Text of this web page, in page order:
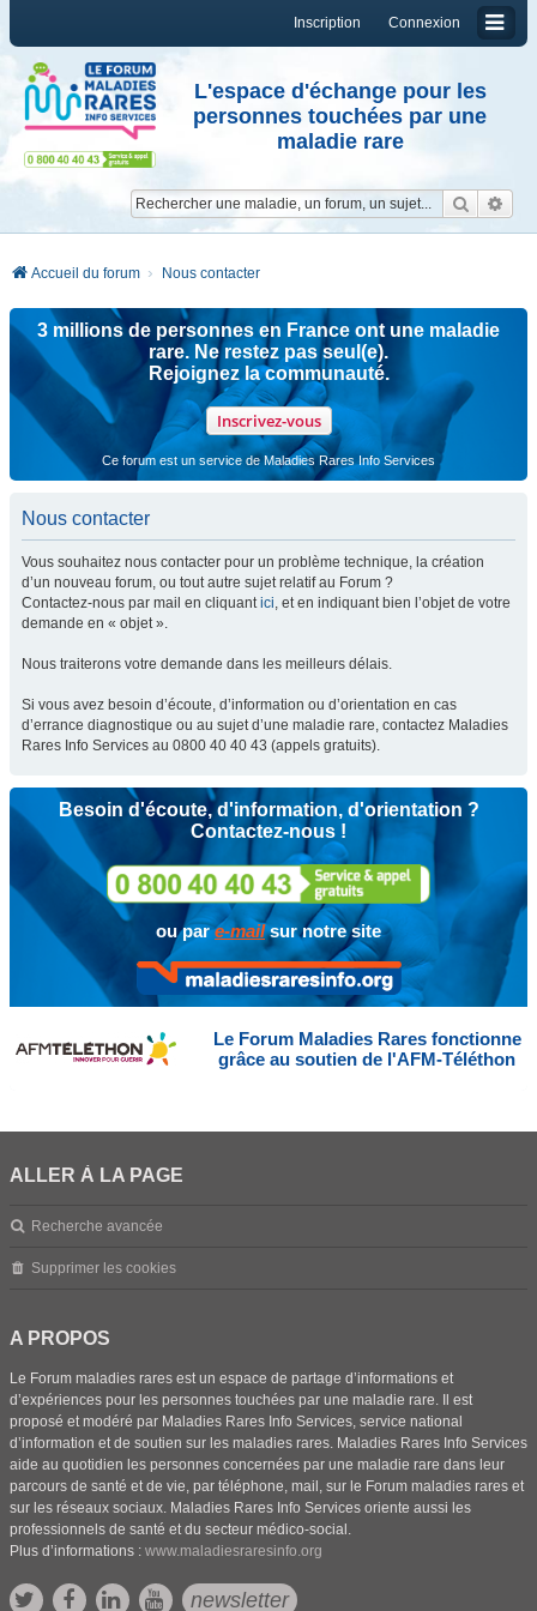
Connexion
Inscription
L'espace d'échange pour les
personnes touchées par une
maladie rare
Accueil du forum Nous contacter
3 millions de personnes en France ont une maladie
rare. Ne restez pas seul(e).
Rejoignez la communauté.
Inscrivez-vous
Ce forum est un service de Maladies Rares Info Services
Nous contacter
Vous souhaitez nous contacter pour un problème technique, la création
d’un nouveau forum, ou tout autre sujet relatif au Forum ?
Contactez-nous par mail en cliquantici, et en indiquant bien l’objet de votre
demande en « objet ».
Nous traiterons votre demande dans les meilleurs délais.
Si vous avez besoin d’écoute, d’information ou d’orientation en cas
d’errance diagnostique ou au sujet d’une maladie rare, contactez Maladies
Rares Info Services au 0800 40 40 43 (appels gratuits).
Besoin d'écoute, d'information, d'orientation ?
Contactez-nous !
ou pare-mailsur notre site
Le Forum Maladies Rares fonctionne
grâce au soutien de l'AFM-Téléthon
ALLER À LA PAGE
Recherche avancée
Supprimer les cookies
A PROPOS
Le Forum maladies rares est un espace de partage d’informations et
d’expériences pour les personnes touchées par une maladie rare. Il est
proposé et modéré par Maladies Rares Info Services, service national
d’information et de soutien sur les maladies rares. Maladies Rares Info Services
aide au quotidien les personnes concernées par une maladie rare dans leur
parcours de santé et de vie, par téléphone, mail, sur le Forum maladies rares et
sur les réseaux sociaux. Maladies Rares Info Services oriente aussi les
professionnels de santé et du secteur médico-social.
Plus d’informations : www.maladiesraresinfo.org
newsletter